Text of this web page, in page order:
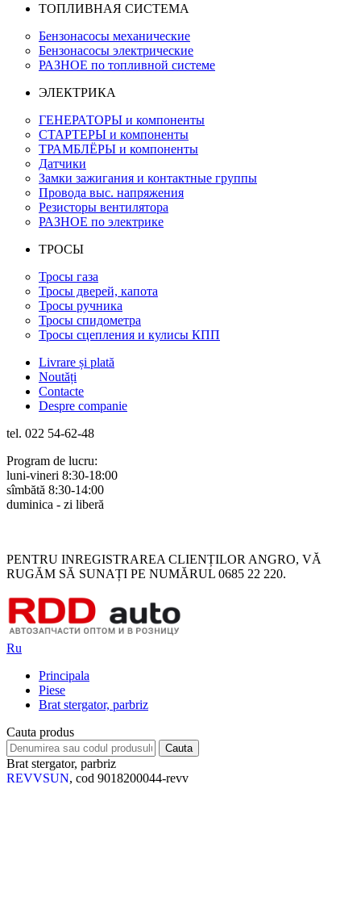
ТОПЛИВНАЯ СИСТЕМА
Бензонасосы механические
Бензонасосы электрические
РАЗНОЕ по топливной системе
ЭЛЕКТРИКА
ГЕНЕРАТОРЫ и компоненты
СТАРТЕРЫ и компоненты
ТРАМБЛЁРЫ и компоненты
Датчики
Замки зажигания и контактные группы
Провода выс. напряжения
Резисторы вентилятора
РАЗНОЕ по электрике
ТРОСЫ
Тросы газа
Тросы дверей, капота
Тросы ручника
Тросы спидометра
Тросы сцепления и кулисы КПП
Livrare și plată
Noutăți
Contacte
Despre companie
tel. 022 54-62-48
Program de lucru:
luni-vineri 8:30-18:00
sîmbătă 8:30-14:00
duminica - zi liberă
PENTRU INREGISTRAREA CLIENȚILOR ANGRO, VĂ
RUGĂM SĂ SUNAȚI PE NUMĂRUL 0685 22 220.
Ru
Principala
Piese
Brat stergator, parbriz
Cauta produs
Brat stergator, parbriz
REVVSUN, cod 9018200044-revv